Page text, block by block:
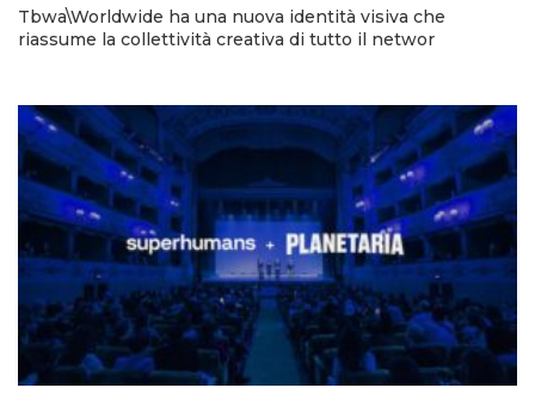
Tbwa\Worldwide ha una nuova identità visiva che
riassume la collettività creativa di tutto il networ